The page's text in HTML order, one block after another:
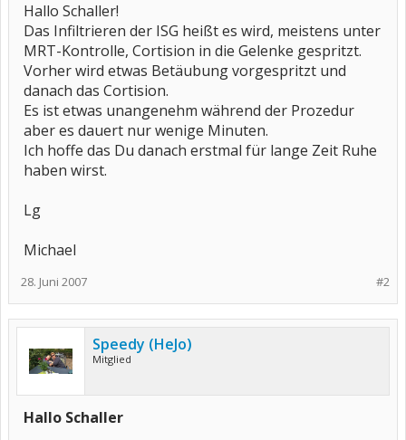
Hallo Schaller!
Das Infiltrieren der ISG heißt es wird, meistens unter
MRT-Kontrolle, Cortision in die Gelenke gespritzt.
Vorher wird etwas Betäubung vorgespritzt und
danach das Cortision.
Es ist etwas unangenehm während der Prozedur
aber es dauert nur wenige Minuten.
Ich hoffe das Du danach erstmal für lange Zeit Ruhe
haben wirst.
Lg
Michael
#2
28. Juni 2007
Speedy (HeJo)
Mitglied
Hallo Schaller